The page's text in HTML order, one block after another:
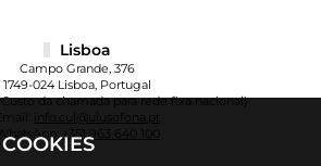
Lisboa
Campo Grande, 376
1749-024 Lisboa, Portugal
da chamada para rede fixa nacional)
info.cul@ulusofona.pt
+351 963 640 100